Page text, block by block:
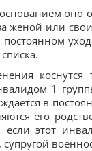
оно
женой или
коснутся
1
в
его
если этот